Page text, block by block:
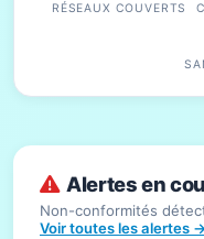
RÉSEAUX COUVERTS
Alertes en
Non-conformités
Voir toutes les alertes →